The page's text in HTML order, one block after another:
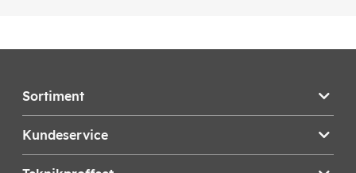
Sortiment
Kundeservice